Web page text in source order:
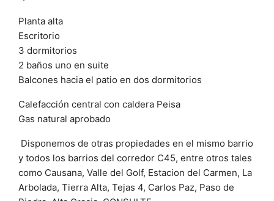
Planta alta
Escritorio
3 dormitorios
2 baños uno en suite
Balcones hacia el patio en dos dormitorios
Calefacción central con caldera Peisa
Gas natural aprobado
Disponemos de otras propiedades en el mismo barrio
y todos los barrios del corredor C45, entre otros tales
como Causana, Valle del Golf, Estacion del Carmen, La
Arbolada, Tierra Alta, Tejas 4, Carlos Paz, Paso de